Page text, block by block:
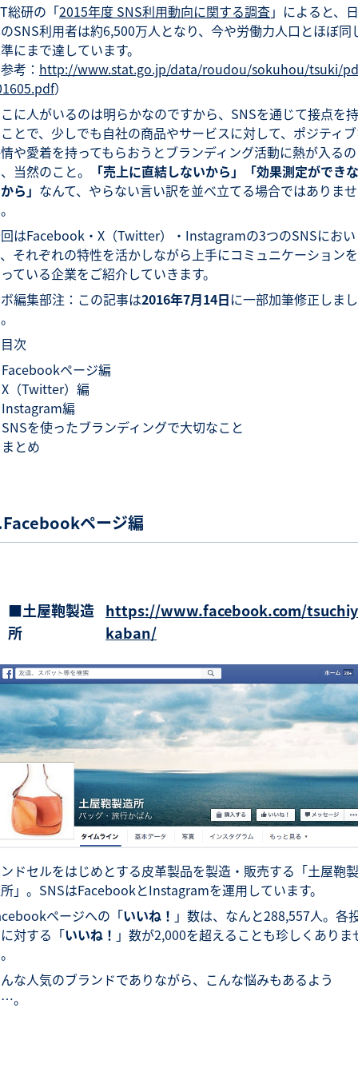
総研の「2015年度 SNS利用動向に関する調査」によると、日
SNS利用者は約6,500万人となり、今や労働力人口とほぼ同
にまで達しています。
考： http://www.stat.go.jp/data/roudou/sokuhou/tsuki/
）
に人がいるのは明らかなのですから、SNSを通じて接点を持
とで、少しでも自社の商品やサービスに対して、ポジティ
や愛着を持ってもらおうとブランディング活動に熱が入るの
当然のこと。
「売上に直結しないから」「効果測定ができな
ら」 なんて、やらない言い訳を並べ立てる場合ではありませ
はFacebook・X（Twitter）・Instagramの3つのSNSにおい
それぞれの特性を活かしながら上手にコミュニケーションを
ている企業をご紹介していきます。
編集部注：この記事は2016年7月14日に一部加筆修正しまし
次
Facebookページ編
X（Twitter）編
Instagram編
SNSを使ったブランディングで大切なこと
まとめ
ページ編
■土屋鞄製造
所
https://www.facebook.com/
kaban/
ドセルをはじめとする皮革製品を製造・販売する「土屋鞄製
」。SNSはFacebookとInstagramを運用しています。
ページへの「いいね！ 」数は、なんと288,557人。各
対する「いいね！ 」数が2,000を超えることも珍しくありま
な人気のブランドでありながら、こんな悩みもあるよう
。